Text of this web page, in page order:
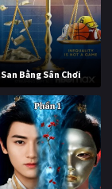
San Bằng Sân Chơi